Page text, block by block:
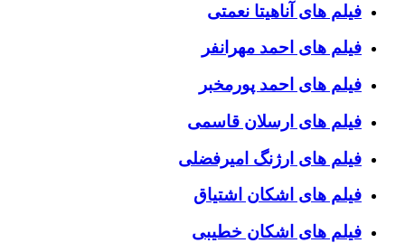
فیلم های آناهیتا نعمتی
فیلم های احمد مهرانفر
فیلم های احمد پورمخبر
فیلم های ارسلان قاسمی
فیلم های ارژنگ امیرفضلی
فیلم های اشکان اشتیاق
فیلم های اشکان خطیبی